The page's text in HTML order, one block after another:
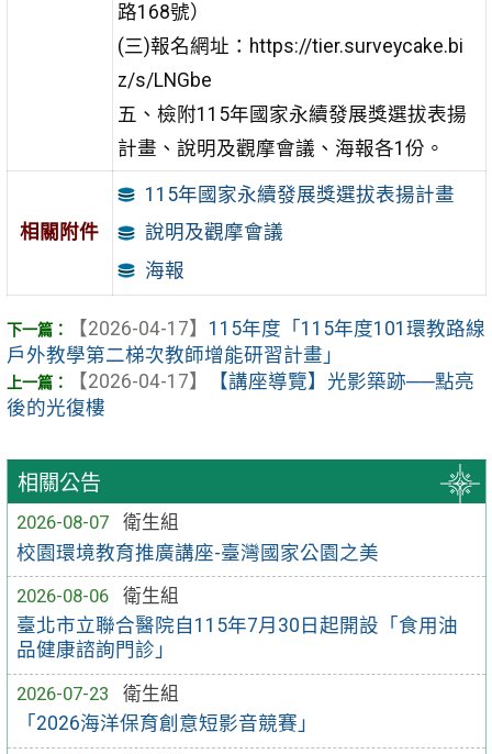
相關公告
2026-08-07
衛生組
校園環境教育推廣講座-臺灣國家公園之美
2026-08-06
衛生組
臺北市立聯合醫院自115年7月30日起開設「食用油
品健康諮詢門診」
2026-07-23
衛生組
「2026海洋保育創意短影音競賽」
路168號）
(三)報名網址：https://tier.surveycake.bi
z/s/LNGbe
五、檢附115年國家永續發展獎選拔表揚
計畫、說明及觀摩會議、海報各1份。
相關附件
115年國家永續發展獎選拔表揚計畫
說明及觀摩會議
海報
【2026-04-17】 115年度「115年度101環教路線
戶外教學第二梯次教師增能研習計畫」
【2026-04-17】
【講座導覽】光影築跡──點亮
後的光復樓